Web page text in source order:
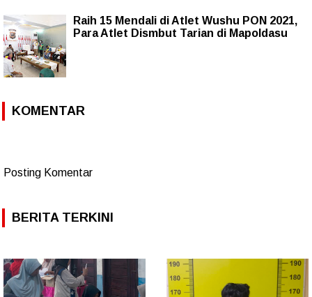
Raih 15 Mendali di Atlet Wushu PON 2021,
Para Atlet Dismbut Tarian di Mapoldasu
KOMENTAR
Posting Komentar
BERITA TERKINI